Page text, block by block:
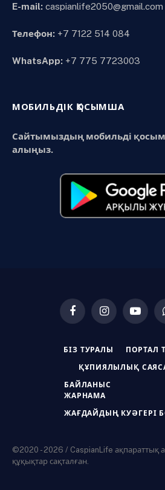
E-mail: caspianlife2050@gmail.com
Телефон: +7 7122 514 084
WhatsApp: +7 775 7723003
МОБИЛЬДІК ҚОСЫМША
Сайтымыздың мобильді
алыңыз.
FacebookInstagram
БІЗ ТУРАЛЫ ПОРТАЛ
ҚҰПИЯЛЫЛЫҚ
БАЙЛАНЫС
ЖАРНАМА
ЖАҒДАЙДЫҢ КУӘГЕРІ
©2020 - 2026 / CaspianLife ақпараттық
құқықтар сақталған.